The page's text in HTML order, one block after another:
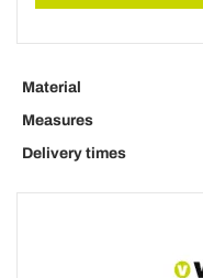
Material
Measures
Delivery times